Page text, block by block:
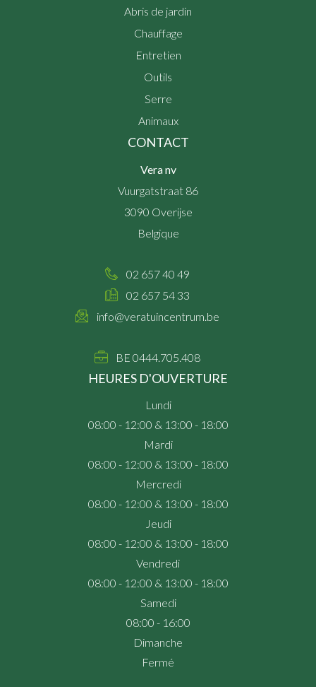
Abris de jardin
Chauffage
Entretien
Outils
Serre
Animaux
CONTACT
Vera nv
Vuurgatstraat 86
3090 Overijse
Belgique
02 657 40 49
02 657 54 33
info@veratuincentrum.be
BE 0444.705.408
HEURES D'OUVERTURE
Lundi
08:00 - 12:00 & 13:00 - 18:00
Mardi
08:00 - 12:00 & 13:00 - 18:00
Mercredi
08:00 - 12:00 & 13:00 - 18:00
Jeudi
08:00 - 12:00 & 13:00 - 18:00
Vendredi
08:00 - 12:00 & 13:00 - 18:00
Samedi
08:00 - 16:00
Dimanche
Fermé